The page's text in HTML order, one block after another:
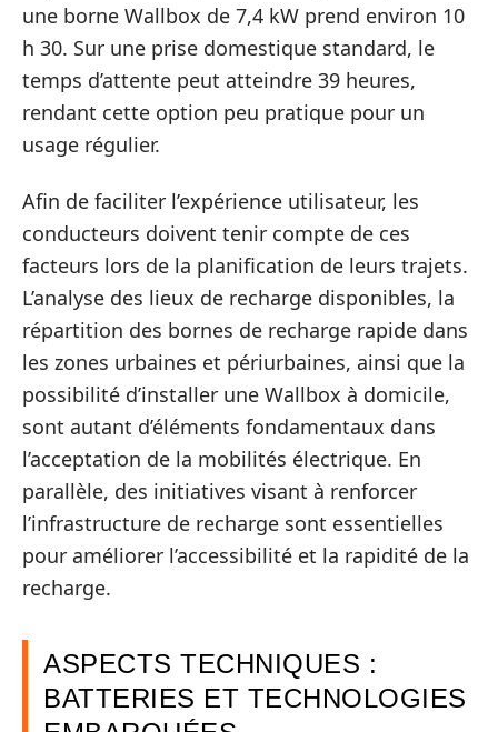
une borne Wallbox de 7,4 kW prend environ 10
h 30. Sur une prise domestique standard, le
temps d’attente peut atteindre 39 heures,
rendant cette option peu pratique pour un
usage régulier.
Afin de faciliter l’expérience utilisateur, les
conducteurs doivent tenir compte de ces
facteurs lors de la planification de leurs trajets.
L’analyse des lieux de recharge disponibles, la
répartition des bornes de recharge rapide dans
les zones urbaines et périurbaines, ainsi que la
possibilité d’installer une Wallbox à domicile,
sont autant d’éléments fondamentaux dans
l’acceptation de la mobilités électrique. En
parallèle, des initiatives visant à renforcer
l’infrastructure de recharge sont essentielles
pour améliorer l’accessibilité et la rapidité de la
recharge.
ASPECTS TECHNIQUES :
BATTERIES ET TECHNOLOGIES